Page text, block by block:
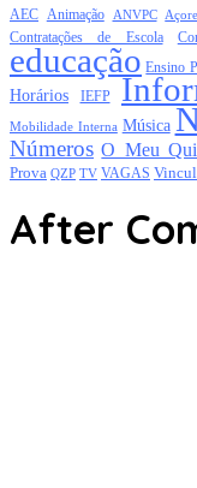
AEC Animação ANVPC
Contratações de Escola
educação Ensino
Horários IEFP
Mobilidade Interna Música
Números O Meu
Prova QZP TV VAGAS
After